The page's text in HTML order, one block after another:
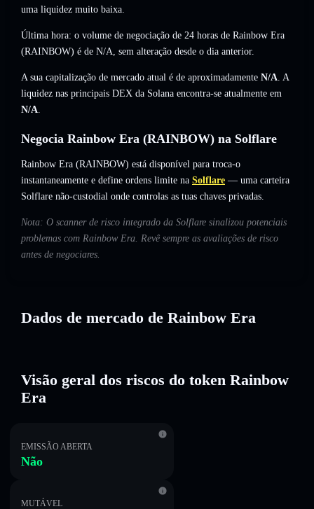
uma liquidez muito baixa.
Última hora: o volume de negociação de 24 horas de Rainbow Era
(RAINBOW) é de N/A, sem alteração desde o dia anterior.
A sua capitalização de mercado atual é de aproximadamente N/A. A
liquidez nas principais DEX da Solana encontra-se atualmente em
N/A.
Negocia Rainbow Era (RAINBOW) na Solflare
Rainbow Era (RAINBOW) está disponível para troca-o
instantaneamente e define ordens limite na Solflare — uma carteira
Solflare não-custodial onde controlas as tuas chaves privadas.
Nota: O scanner de risco integrado da Solflare sinalizou potenciais
problemas com Rainbow Era. Revê sempre as avaliações de risco
antes de negociares.
Dados de mercado de Rainbow Era
Visão geral dos riscos do token Rainbow
Era
EMISSÃO ABERTA
Não
MUTÁVEL